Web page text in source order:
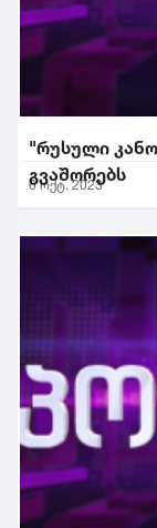
"რუსული
გვაშორებს
6 ოქტ. 2023